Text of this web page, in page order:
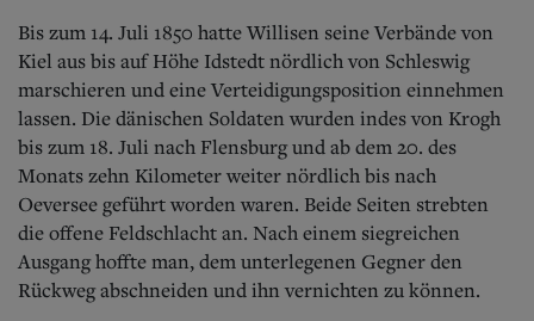
Bis zum 14. Juli 1850 hatte Willisen seine Verbände von
Kiel aus bis auf Höhe Idstedt nördlich von Schleswig
marschieren und eine Verteidigungsposition einnehmen
lassen. Die dänischen Soldaten wurden indes von Krogh
bis zum 18. Juli nach Flensburg und ab dem 20. des
Monats zehn Kilometer weiter nördlich bis nach
Oeversee geführt worden waren. Beide Seiten strebten
die offene Feldschlacht an. Nach einem siegreichen
Ausgang hoffte man, dem unterlegenen Gegner den
Rückweg abschneiden und ihn vernichten zu können.